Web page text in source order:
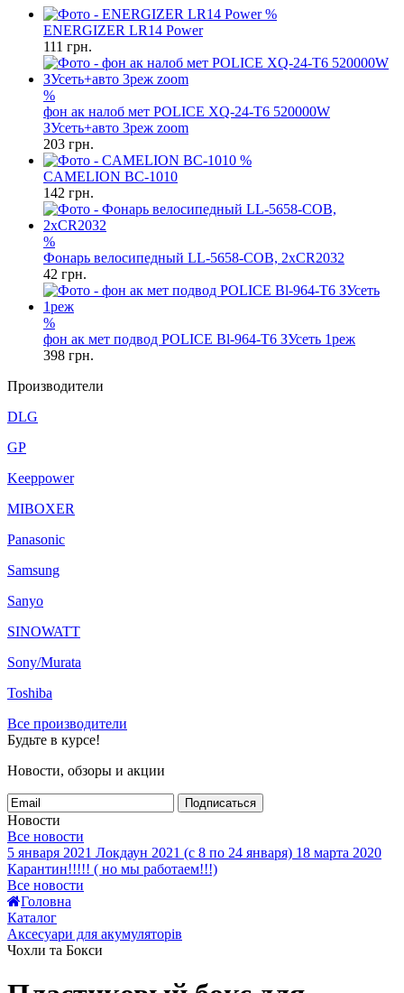
%
ENERGIZER LR14 Power
111 грн.
%
фон ак налоб мет POLICE XQ-24-T6 520000W
ЗУсеть+авто 3реж zoom
203 грн.
%
CAMELION BC-1010
142 грн.
%
Фонарь велосипедный LL-5658-COB, 2xCR2032
42 грн.
%
фон ак мет подвод POLICE Bl-964-T6 ЗУсеть 1реж
398 грн.
Производители
DLG
GP
Keeppower
MIBOXER
Panasonic
Samsung
Sanyo
SINOWATT
Sony/Murata
Toshiba
Все производители
Будьте в курсе!
Новости, обзоры и акции
Подписаться
Новости
Все новости
5 января 2021 Локдаун 2021 (с 8 по 24 января) 18 марта 2020
Карантин!!!!! ( но мы работаем!!!)
Все новости
Головна
Каталог
Аксесуари для акумуляторів
Чохли та Бокси